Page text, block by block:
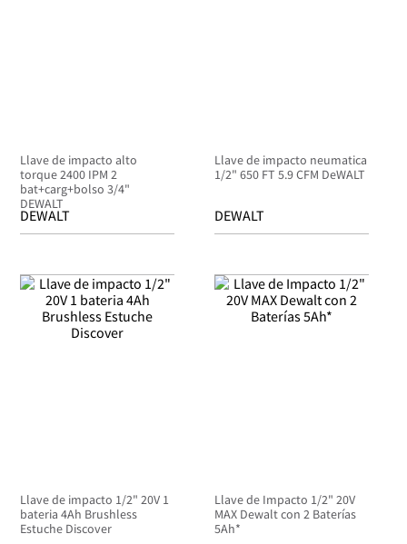
Llave de impacto alto
torque 2400 IPM 2
bat+carg+bolso 3/4"
DEWALT
DEWALT
Llave de impacto neumatica
1/2" 650 FT 5.9 CFM DeWALT
DEWALT
Llave de impacto 1/2" 20V 1
bateria 4Ah Brushless
Estuche Discover
Llave de Impacto 1/2" 20V
MAX Dewalt con 2 Baterías
5Ah*